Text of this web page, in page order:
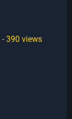
- 390 views